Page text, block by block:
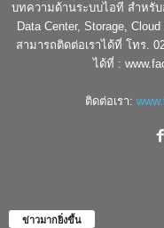
บทความด้านระบบไอที สำหรับ
Data Center, Storage,
สามารถติดต่อเราได้ที่ โทร.
ได้ที่ :
ติดต่อเรา:
ข่าวมากยิ่งขึ้น